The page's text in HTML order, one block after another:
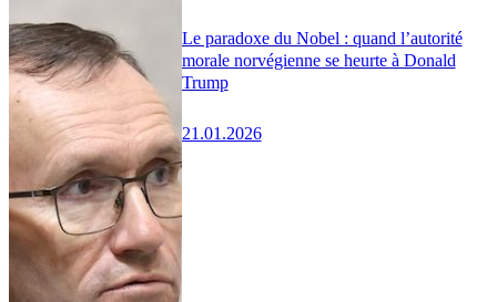
Le paradoxe du Nobel : quand l’autorité
morale norvégienne se heurte à Donald
Trump
21.01.2026